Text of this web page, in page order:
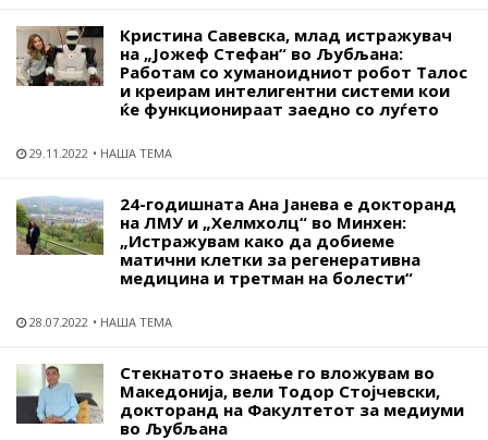
Кристина Савевска, млад истражувач
на „Јожеф Стефан“ во Љубљана:
Работам со хуманоидниот робот Талос
и креирам интелигентни системи кои
ќе функционираат заедно со луѓето
29.11.2022 НАША ТЕМА
24-годишната Ана Јанева е докторанд
на ЛМУ и „Хелмхолц“ во Минхен:
„Истражувам како да добиеме
матични клетки за регенеративна
медицина и третман на болести“
28.07.2022 НАША ТЕМА
Стекнатото знаење го вложувам во
Македонија, вели Тодор Стојчевски,
докторанд на Факултетот за медиуми
во Љубљана